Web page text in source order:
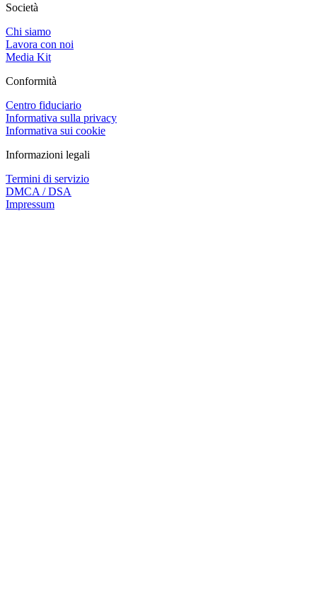
Società
Chi siamo
Lavora con noi
Media Kit
Conformità
Centro fiduciario
Informativa sulla privacy
Informativa sui cookie
Informazioni legali
Termini di servizio
DMCA / DSA
Impressum